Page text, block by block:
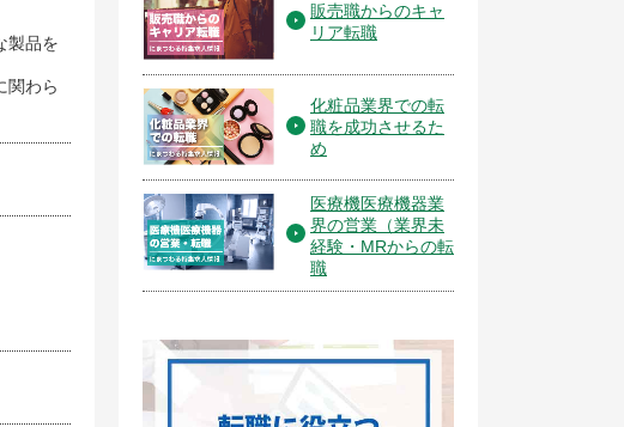
製品を
関わら
販売職からのキャ
リア転職
化粧品業界での転
職を成功させるた
め
医療機医療機器業
界の営業（業界未
経験・MRからの転
職